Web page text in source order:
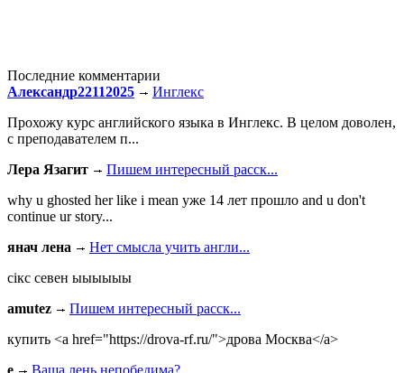
Последние комментарии
Александр22112025
Инглекс
Прохожу курс английского языка в Инглекс. В целом доволен,
с преподавателем п...
Лера Язагит
Пишем интересный расск...
why u ghosted her like i mean уже 14 лет прошло and u don't
continue ur story...
янач лена
Нет смысла учить англи...
сiкс севен ыыыыыы
amutez
Пишем интересный расск...
купить <a href="https://drova-rf.ru/">дрова Москва</a>
e
Ваша лень непобедима?